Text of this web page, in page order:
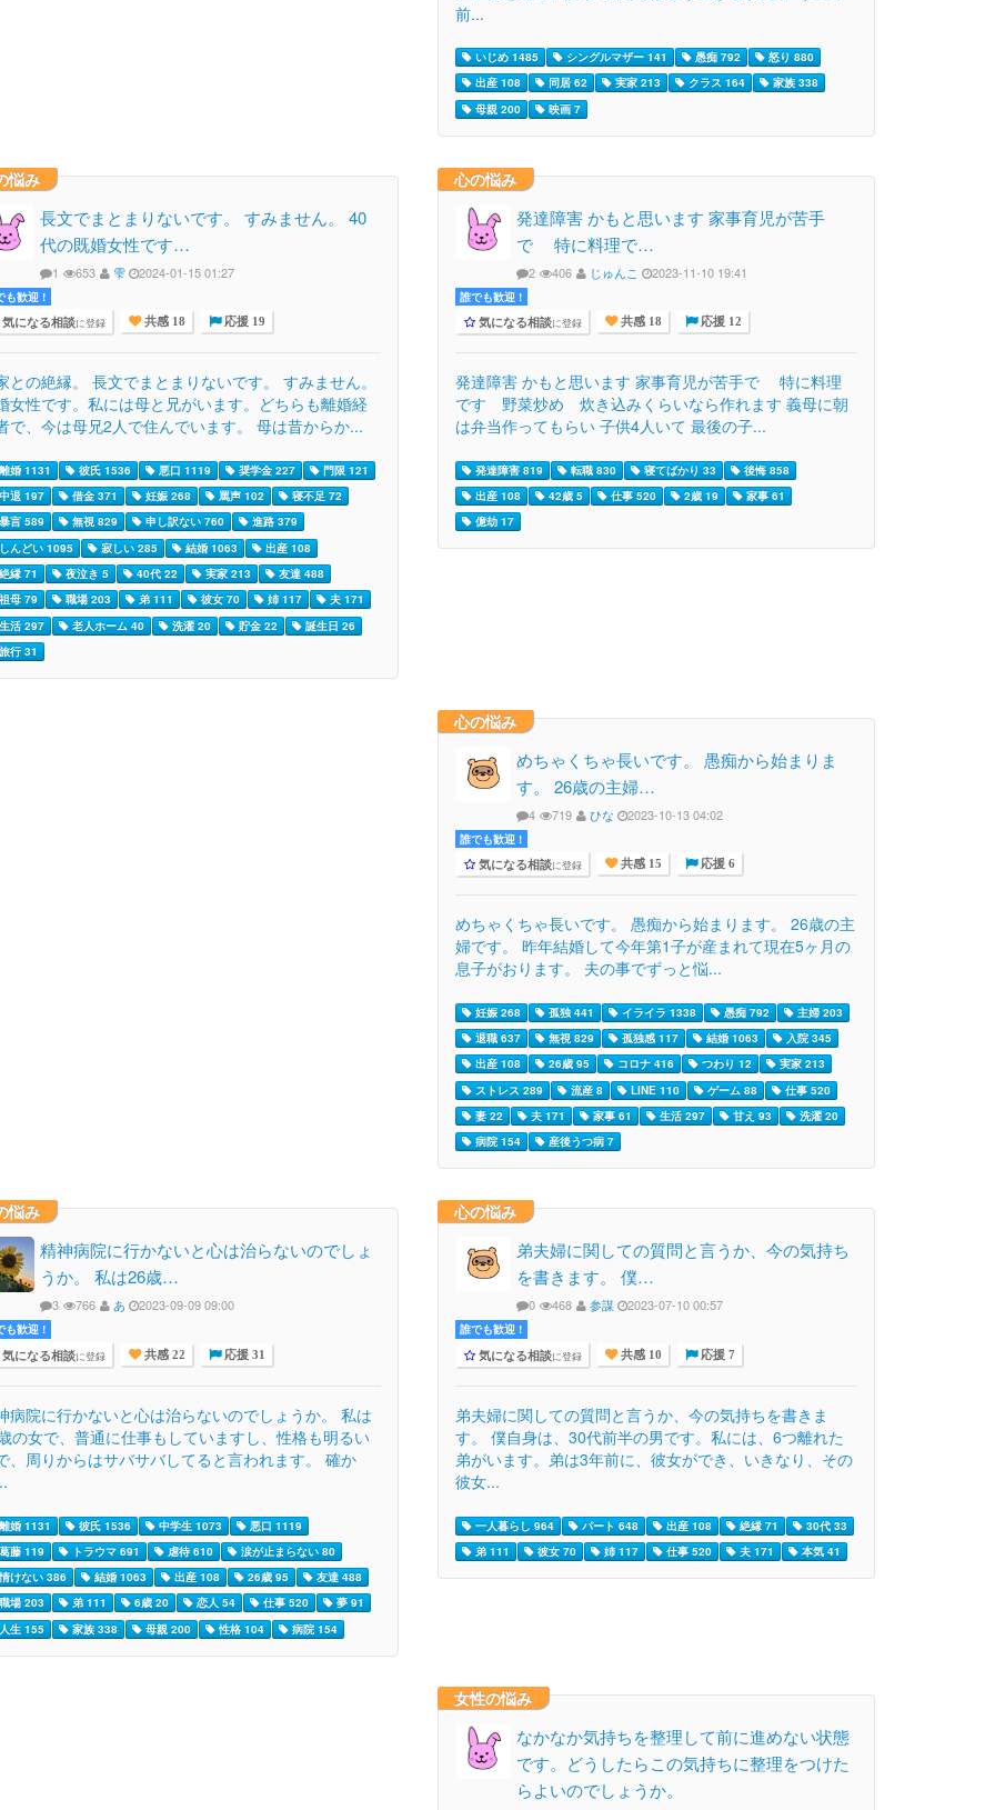
前...
いじめ 1485 シングルマザー 141 愚痴 792
怒り 880
出産 108
同居 62 実家 213 クラス 164
家族 338
母親 200
映画 7
悩み
長文でまとまりないです。 すみません。 40
代の既婚女性です…
1 653 雫 2024-01-15 01:27
も歓迎 !
気になる相談に登録 共感 18 応援 19
との絶縁。 長文でまとまりないです。 すみません。
女性です。私には母と兄がいます。どちらも離婚経
で、今は母兄2人で住んでいます。 母は昔からか...
婚 1131 彼氏 1536 悪口 1119 奨学金 227
門限 121
退 197
借金 371 妊娠 268 罵声 102
寝不足 72
言 589
無視 829 申し訳ない 760
進路 379
んどい 1095
寂しい 285 結婚 1063
出産 108
縁 71
夜泣き 5 40代 22 実家 213
友達 488
母 79
職場 203 弟 111 彼女 70 姉 117
夫 171
活 297
老人ホーム 40 洗濯 20 貯金 22
誕生日 26
行 31
心の悩み
発達障害 かもと思います 家事育児が苦手
で 特に料理で…
2 406 じゅんこ 2023-11-10 19:41
誰でも歓迎 !
気になる相談に登録 共感 18 応援 12
発達障害 かもと思います 家事育児が苦手で 特に料理
です 野菜炒め 炊き込みくらいなら作れます 義母に朝
は弁当作ってもらい 子供4人いて 最後の子...
発達障害 819 転職 830 寝てばかり 33
後悔 858
出産 108
42歳 5 仕事 520 2歳 19
家事 61
億劫 17
心の悩み
めちゃくちゃ長いです。 愚痴から始まりま
す。 26歳の主婦…
4 719 ひな 2023-10-13 04:02
誰でも歓迎 !
気になる相談に登録 共感 15 応援 6
めちゃくちゃ長いです。 愚痴から始まります。 26歳の主
婦です。 昨年結婚して今年第1子が産まれて現在5ヶ月の
息子がおります。 夫の事でずっと悩...
妊娠 268 孤独 441 イライラ 1338 愚痴 792
主婦 203
退職 637
無視 829 孤独感 117 結婚 1063
入院 345
出産 108
26歳 95 コロナ 416 つわり 12
実家 213
ストレス 289
流産 8 LINE 110 ゲーム 88
仕事 520
妻 22
夫 171 家事 61 生活 297 甘え 93
洗濯 20
病院 154
産後うつ病 7
悩み
精神病院に行かないと心は治らないのでしょ
うか。 私は26歳…
3 766 あ 2023-09-09 09:00
も歓迎 !
気になる相談に登録 共感 22 応援 31
病院に行かないと心は治らないのでしょうか。 私は
の女で、普通に仕事もしていますし、性格も明るい
、周りからはサバサバしてると言われます。 確か
婚 1131 彼氏 1536 中学生 1073
悪口 1119
藤 119
トラウマ 691 虐待 610
涙が止まらない 80
けない 386
結婚 1063 出産 108 26歳 95
友達 488
場 203
弟 111 6歳 20 恋人 54 仕事 520
夢 91
生 155
家族 338 母親 200 性格 104 病院 154
心の悩み
弟夫婦に関しての質問と言うか、今の気持ち
を書きます。 僕…
0 468 参謀 2023-07-10 00:57
誰でも歓迎 !
気になる相談に登録 共感 10 応援 7
弟夫婦に関しての質問と言うか、今の気持ちを書きま
す。 僕自身は、30代前半の男です。私には、6つ離れた
弟がいます。弟は3年前に、彼女ができ、いきなり、その
彼女...
一人暮らし 964 パート 648 出産 108 絶縁 71
30代 33
弟 111
彼女 70 姉 117 仕事 520 夫 171 本気 41
女性の悩み
なかなか気持ちを整理して前に進めない状態
です。どうしたらこの気持ちに整理をつけた
らよいのでしょうか。